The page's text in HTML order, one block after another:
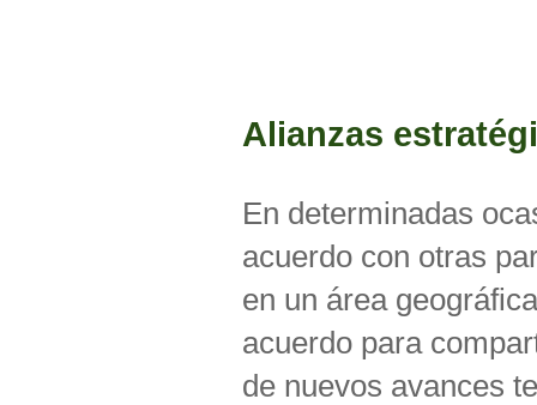
Alianzas
En determinadas
acuerdo con otras
en un área
acuerdo para
de nuevos avances